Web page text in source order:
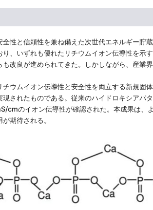
性と信頼性を兼ね備えた次世代エネルギー貯
、いずれも優れたリチウムイオン伝導性を示
改良が進められてきた。しかしながら、産業
ウムイオン伝導性と安全性を両立する新規固
されたものである。従来のハイドロキシアパ
cmのイオン伝導性が確認された。本成果は、
期待される。